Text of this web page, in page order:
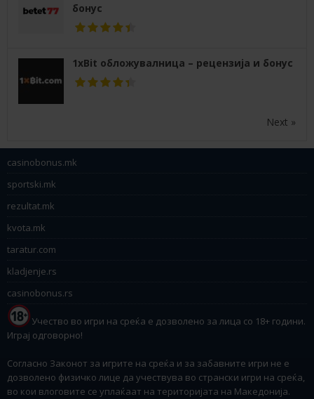
бонус
1xBit обложувалница – рецензија и бонус
Next »
casinobonus.mk
sportski.mk
rezultat.mk
kvota.mk
taratur.com
kladjenje.rs
casinobonus.rs
Учество во игри на среќа е дозволено за лица со 18+ години.
Играј одговорно!
Согласно Законот за игрите на среќа и за забавните игри не е
дозволено физичко лице да учествува во странски игри на среќа,
во кои влоговите се уплаќаат на територијата на Македонија.